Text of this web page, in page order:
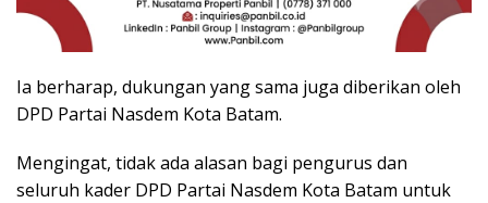
Ia berharap, dukungan yang sama juga diberikan oleh
DPD Partai Nasdem Kota Batam.
Mengingat, tidak ada alasan bagi pengurus dan
seluruh kader DPD Partai Nasdem Kota Batam untuk